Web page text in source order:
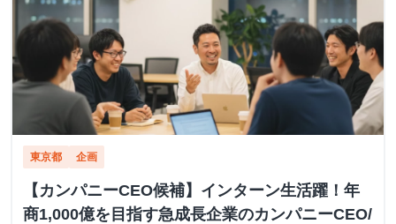
東京都 企画
【カンパニーCEO候補】インターン生活躍！年
商1,000億を目指す急成長企業のカンパニーCEO/